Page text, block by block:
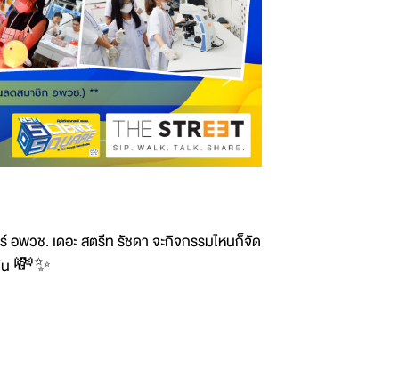
วช. เดอะ สตรีท รัชดา จะกิจกรรมไหนก็จัด
น 💸✨